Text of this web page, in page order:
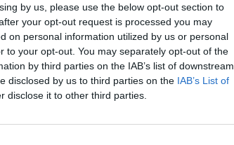
by us, please use the below opt-out section to
your opt-out request is processed you may
on personal information utilized by us or personal
to your opt-out. You may separately opt-out of the
by third parties on the IAB’s list of downstream
disclosed by us to third parties on the IAB’s List of
disclose it to other third parties.
szeretsz. Vagy tagadod?
bátran kimondja ezeket a
Zsoltot és
érte negyedórával